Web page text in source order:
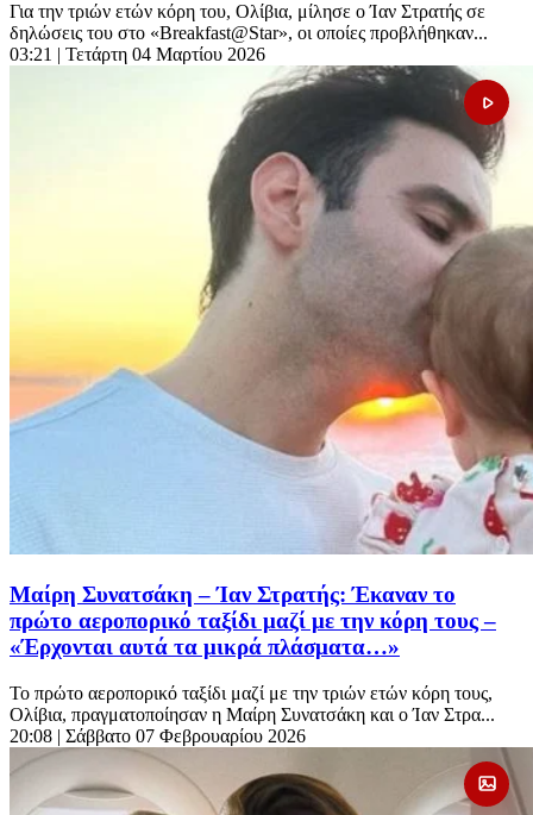
Για την τριών ετών κόρη του, Ολίβια, μίλησε ο Ίαν Στρατής σε
δηλώσεις του στο «Breakfast@Star», οι οποίες προβλήθηκαν...
03:21 | Τετάρτη 04 Μαρτίου 2026
Μαίρη Συνατσάκη – Ίαν Στρατής: Έκαναν το
πρώτο αεροπορικό ταξίδι μαζί με την κόρη τους –
«Έρχονται αυτά τα μικρά πλάσματα…»
Το πρώτο αεροπορικό ταξίδι μαζί με την τριών ετών κόρη τους,
Ολίβια, πραγματοποίησαν η Μαίρη Συνατσάκη και ο Ίαν Στρα...
20:08 | Σάββατο 07 Φεβρουαρίου 2026